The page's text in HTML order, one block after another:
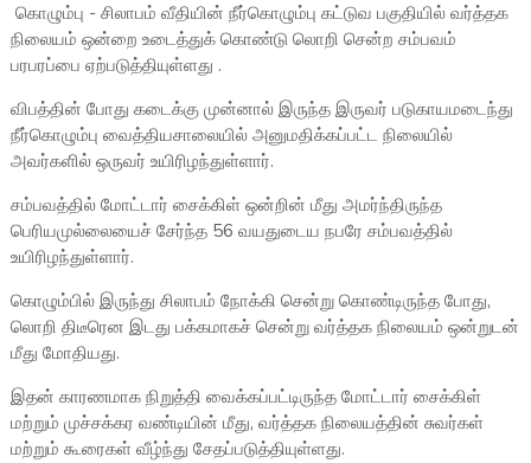
கொழும்பு - சிலாபம் வீதியின் நீர்கொழும்பு கட்டுவ பகுதியில் வர்த்தக
நிலையம் ஒன்றை உடைத்துக் கொண்டு லொறி சென்ற சம்பவம்
பரபரப்பை ஏற்படுத்தியுள்ளது .
விபத்தின் போது கடைக்கு முன்னால் இருந்த இருவர் படுகாயமடைந்து
நீர்கொழும்பு வைத்தியசாலையில் அனுமதிக்கப்பட்ட நிலையில்
அவர்களில் ஒருவர் உயிரிழந்துள்ளார்.
சம்பவத்தில் மோட்டார் சைக்கிள் ஒன்றின் மீது அமர்ந்திருந்த
பெரியமுல்லையைச் சேர்ந்த 56 வயதுடைய நபரே சம்பவத்தில்
உயிரிழந்துள்ளார்.
கொழும்பில் இருந்து சிலாபம் நோக்கி சென்று கொண்டிருந்த போது, ​​
லொறி திடீரென இடது பக்கமாகச் சென்று வர்த்தக நிலையம் ஒன்றுடன்
மீது மோதியது.
இதன் காரணமாக நிறுத்தி வைக்கப்பட்டிருந்த மோட்டார் சைக்கிள்
மற்றும் முச்சக்கர வண்டியின் மீது, வர்த்தக நிலையத்தின் சுவர்கள்
மற்றும் கூரைகள் வீழ்ந்து சேதப்படுத்தியுள்ளது.